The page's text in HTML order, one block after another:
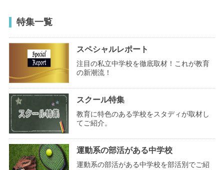
特集一覧
スペシャルレポート
注目の私立中学校を徹底取材！これが教育
の新潮流！
スクール特集
教育に特色のある学校をスタディが取材し
てご紹介。
運動系の部活がある中学校
運動系の部活がある中学校を部活別でご紹